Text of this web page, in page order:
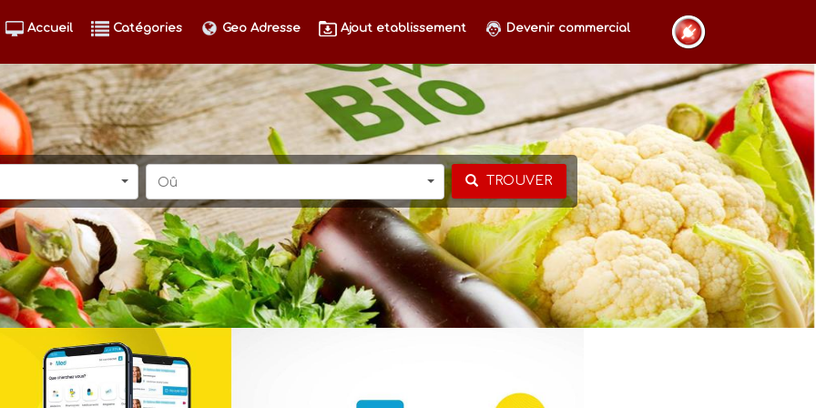
Accueil Catégories Geo Adresse Ajout etablissement Devenir commercial
Oû TROUVER